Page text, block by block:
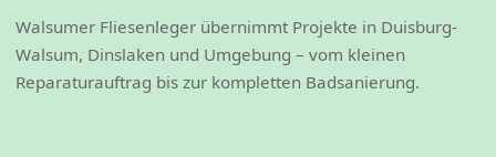
Walsumer Fliesenleger übernimmt Projekte in Duisburg-
Walsum, Dinslaken und Umgebung – vom kleinen
Reparaturauftrag bis zur kompletten Badsanierung.